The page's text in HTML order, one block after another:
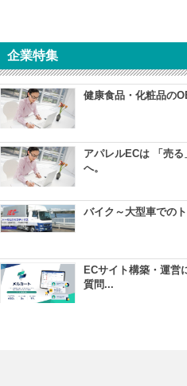
企業特集
健康食品・化粧品の
アパレルECは 「売
へ。
バイク～大型車での
ECサイト構築・運営
質問...